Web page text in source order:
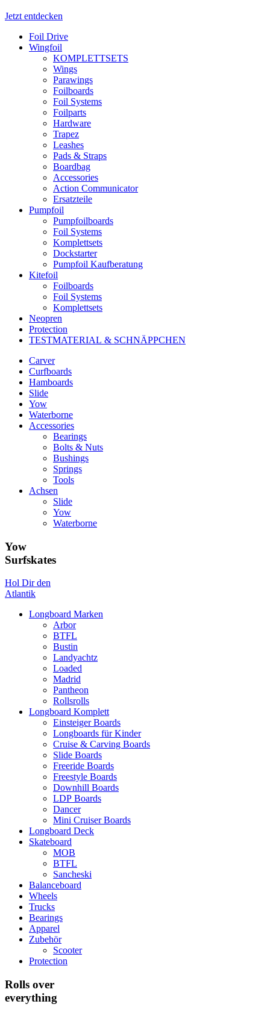
Jetzt entdecken
Foil Drive
Wingfoil
KOMPLETTSETS
Wings
Parawings
Foilboards
Foil Systems
Foilparts
Hardware
Trapez
Leashes
Pads & Straps
Boardbag
Accessories
Action Communicator
Ersatzteile
Pumpfoil
Pumpfoilboards
Foil Systems
Komplettsets
Dockstarter
Pumpfoil Kaufberatung
Kitefoil
Foilboards
Foil Systems
Komplettsets
Neopren
Protection
TESTMATERIAL & SCHNÄPPCHEN
Carver
Curfboards
Hamboards
Slide
Yow
Waterborne
Accessories
Bearings
Bolts & Nuts
Bushings
Springs
Tools
Achsen
Slide
Yow
Waterborne
Yow
Surfskates
Hol Dir den
Atlantik
Longboard Marken
Arbor
BTFL
Bustin
Landyachtz
Loaded
Madrid
Pantheon
Rollsrolls
Longboard Komplett
Einsteiger Boards
Longboards für Kinder
Cruise & Carving Boards
Slide Boards
Freeride Boards
Freestyle Boards
Downhill Boards
LDP Boards
Dancer
Mini Cruiser Boards
Longboard Deck
Skateboard
MOB
BTFL
Sancheski
Balanceboard
Wheels
Trucks
Bearings
Apparel
Zubehör
Scooter
Protection
Rolls over
everything